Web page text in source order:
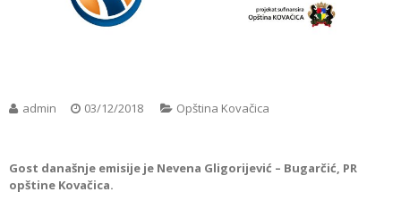
admin 03/12/2018 Opština Kovačica
Gost današnje emisije je Nevena Gligorijević – Bugarčić, PR
opštine Kovačica.